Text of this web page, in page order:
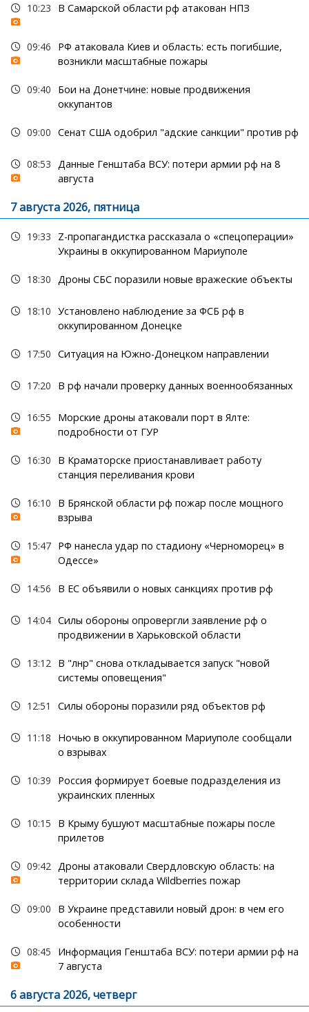
10:23 В Самарской области рф атакован НПЗ
09:46
РФ атаковала Киев и область: есть погибшие,
возникли масштабные пожары
09:40
Бои на Донетчине: новые продвижения
оккупантов
09:00 Сенат США одобрил "адские санкции" против рф
08:53 Данные Генштаба ВСУ: потери армии рф на 8
августа
7 августа 2026, пятница
19:33
Z-пропагандистка рассказала о «спецоперации»
Украины в оккупированном Мариуполе
18:30 Дроны СБС поразили новые вражеские объекты
18:10 Установлено наблюдение за ФСБ рф в
оккупированном Донецке
17:50 Ситуация на Южно-Донецком направлении
17:20 В рф начали проверку данных военнообязанных
16:55
Морские дроны атаковали порт в Ялте:
подробности от ГУР
16:30
В Краматорске приостанавливает работу
станция переливания крови
16:10
В Брянской области рф пожар после мощного
взрыва
15:47 РФ нанесла удар по стадиону «Черноморец» в
Одессе»
14:56 В ЕС объявили о новых санкциях против рф
14:04 Силы обороны опровергли заявление рф о
продвижении в Харьковской области
13:12 В "лнр" снова откладывается запуск "новой
системы оповещения"
12:51 Силы обороны поразили ряд объектов рф
11:18
Ночью в оккупированном Мариуполе сообщали
о взрывах
10:39
Россия формирует боевые подразделения из
украинских пленных
10:15
В Крыму бушуют масштабные пожары после
прилетов
09:42 Дроны атаковали Свердловскую область: на
территории склада Wildberries пожар
09:00
В Украине представили новый дрон: в чем его
особенности
08:45
Информация Генштаба ВСУ: потери армии рф на
7 августа
6 августа 2026, четверг